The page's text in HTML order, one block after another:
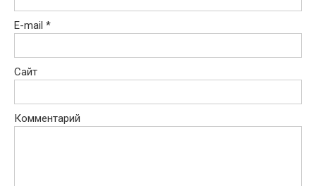
E-mail *
Сайт
Комментарий